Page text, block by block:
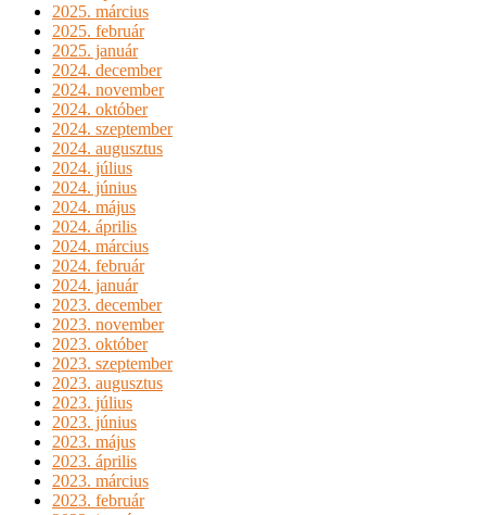
2025. március
2025. február
2025. január
2024. december
2024. november
2024. október
2024. szeptember
2024. augusztus
2024. július
2024. június
2024. május
2024. április
2024. március
2024. február
2024. január
2023. december
2023. november
2023. október
2023. szeptember
2023. augusztus
2023. július
2023. június
2023. május
2023. április
2023. március
2023. február